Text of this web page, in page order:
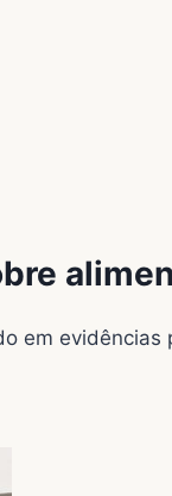
em evidências